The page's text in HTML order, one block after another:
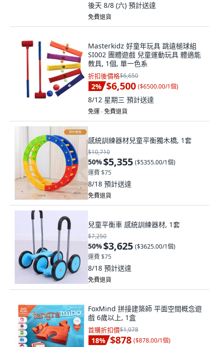
後天 8/8 (六) 預計送達
免費退貨
Masterkidz 好童年玩具 跳遠槌球組
SI002 團體遊戲 兒童運動玩具 體適能
教具, 1個, 單一色系
折扣後價格$6,650
2% $6,500 ($6500.00/1個)
8/12 星期三 預計送達
免運 ∙ 免費退貨
感統訓練器材兒童平衡獨木橋, 1套
$10,710
50%$5,355 ($5355.00/1個)
運費 $75
8/18 預計送達
免費退貨
兒童平衡車 感統訓練器材, 1套
$7,250
50%$3,625 ($3625.00/1個)
運費 $75
8/18 預計送達
免費退貨
FoxMind 拼接建築師 平面空間概念遊
戲 6歲以上, 1盒
首購折扣價$1,078
18% $878 ($878.00/1個)